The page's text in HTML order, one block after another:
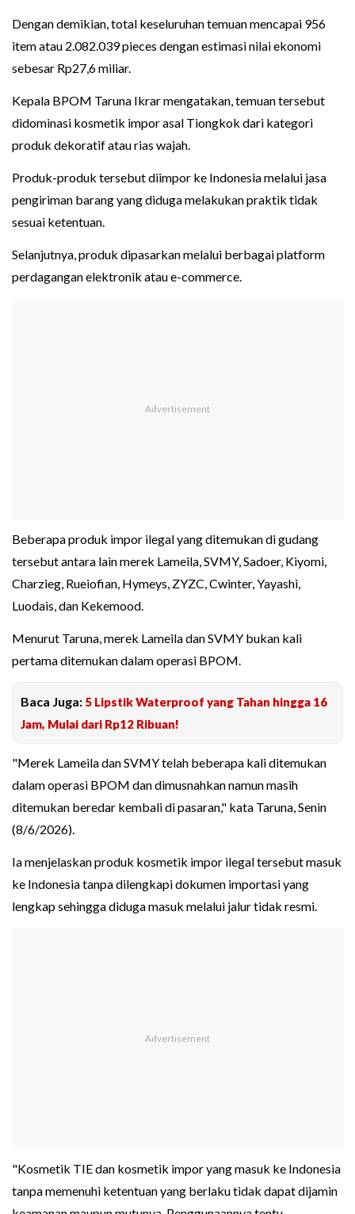
Dengan demikian, total keseluruhan temuan mencapai 956
item atau 2.082.039 pieces dengan estimasi nilai ekonomi
sebesar Rp27,6 miliar.
Kepala BPOM Taruna Ikrar mengatakan, temuan tersebut
didominasi kosmetik impor asal Tiongkok dari kategori
produk dekoratif atau rias wajah.
Produk-produk tersebut diimpor ke Indonesia melalui jasa
pengiriman barang yang diduga melakukan praktik tidak
sesuai ketentuan.
Selanjutnya, produk dipasarkan melalui berbagai platform
perdagangan elektronik atau e-commerce.
Beberapa produk impor ilegal yang ditemukan di gudang
tersebut antara lain merek Lameila, SVMY, Sadoer, Kiyomi,
Charzieg, Rueiofian, Hymeys, ZYZC, Cwinter, Yayashi,
Luodais, dan Kekemood.
Menurut Taruna, merek Lameila dan SVMY bukan kali
pertama ditemukan dalam operasi BPOM.
Baca Juga: 5 Lipstik Waterproof yang Tahan hingga 16
Jam, Mulai dari Rp12 Ribuan!
"Merek Lameila dan SVMY telah beberapa kali ditemukan
dalam operasi BPOM dan dimusnahkan namun masih
ditemukan beredar kembali di pasaran," kata Taruna, Senin
(8/6/2026).
Ia menjelaskan produk kosmetik impor ilegal tersebut masuk
ke Indonesia tanpa dilengkapi dokumen importasi yang
lengkap sehingga diduga masuk melalui jalur tidak resmi.
"Kosmetik TIE dan kosmetik impor yang masuk ke Indonesia
tanpa memenuhi ketentuan yang berlaku tidak dapat dijamin